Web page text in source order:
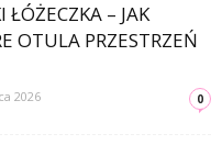
ŁÓŻECZKA – JAK
OTULA PRZESTRZEŃ
2026 0